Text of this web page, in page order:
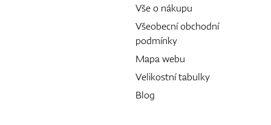
Vše o nákupu
Všeobecní obchodní
podmínky
Mapa webu
Velikostní tabulky
Blog